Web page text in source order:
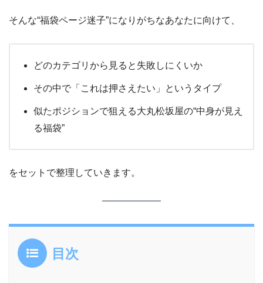
そんな“福袋ページ迷子”になりがちなあなたに向けて、
どのカテゴリから見ると失敗しにくいか
その中で「これは押さえたい」というタイプ
似たポジションで狙える大丸松坂屋の“中身が見え
る福袋”
をセットで整理していきます。
目次